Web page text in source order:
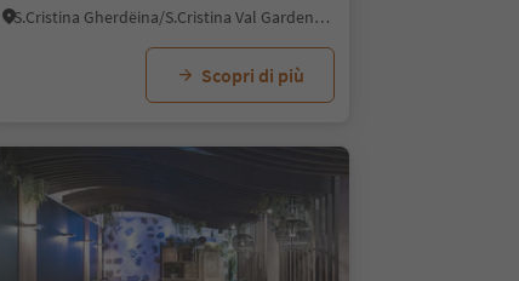
S.Cristina Gherdëina/S.Cristina Val Gardena, Santa Cristina Val Gardena, Regione dolomitica Val Gardena
Scopri di più